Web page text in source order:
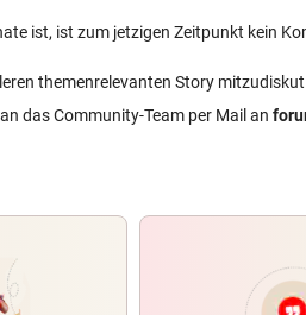
ist, ist zum jetzigen Zeitpunkt kein
themenrelevanten Story
das Community-Team per Mail an